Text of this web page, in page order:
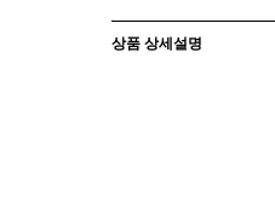
상품 상세설명